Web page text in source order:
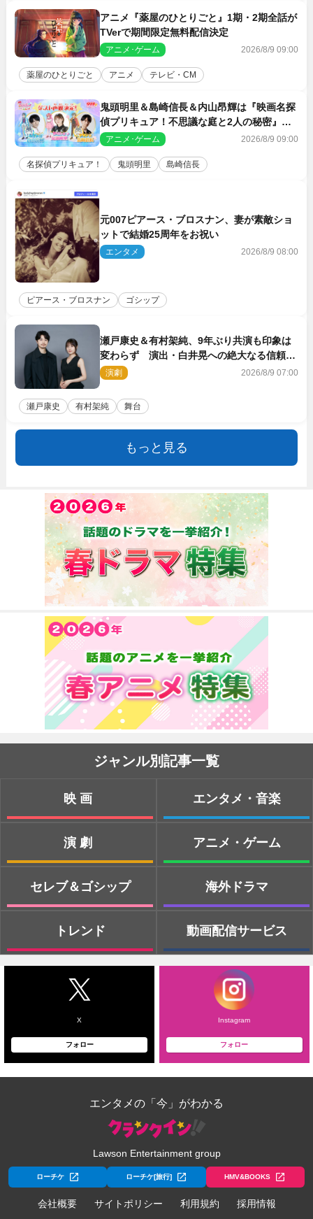
アニメ『薬屋のひとりごと』1期・2期全話が
TVerで期間限定無料配信決定
アニメ･ゲーム 2026/8/9 09:00
薬屋のひとりごと アニメ テレビ・CM
鬼頭明里＆島崎信長＆内山昂輝は『映画名探
偵プリキュア！不思議な庭と2人の秘密』ゲ
スト声優に決定
アニメ･ゲーム 2026/8/9 09:00
名探偵プリキュア！ 鬼頭明里 島崎信長
元007ピアース・ブロスナン、妻が素敵ショ
ットで結婚25周年をお祝い
エンタメ 2026/8/9 08:00
ピアース・ブロスナン ゴシップ
瀬戸康史＆有村架純、9年ぶり共演も印象は
変わらず 演出・白井晃への絶大なる信頼を
胸に舞台『キュー』に挑む
演劇 2026/8/9 07:00
瀬戸康史 有村架純 舞台
もっと見る
ジャンル別記事一覧
映画
演劇
セレブ＆ゴシップ
トレンド
エンタメ・音楽
アニメ・ゲーム
海外ドラマ
動画配信サービス
X
フォロー
Instagram
フォロー
エンタメの「今」がわかる
Lawson Entertainment group
ローチケ ローチケ[旅行] HMV&BOOKS
会社概要 サイトポリシー 利用規約 採用情報